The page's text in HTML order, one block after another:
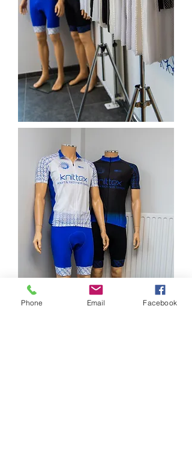
Phone Email Facebook